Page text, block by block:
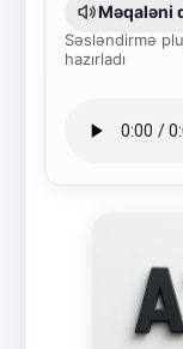
Məqaləni
Səsləndirmə
hazırladı